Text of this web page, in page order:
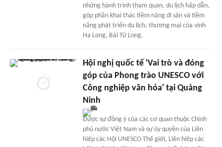
những hành trình tham quan, du lịch hấp dẫn,
góp phần khai thác tiềm năng di sản và tiềm
năng phát triển du lịch, thương mại của vịnh
Hạ Long, Bái Tử Long.
Hội nghị quốc tế 'Vai trò và đóng
góp của Phong trào UNESCO với
Công nghiệp văn hóa' tại Quảng
Ninh
Được sự đồng ý của các cơ quan thuộc Chính
phủ nước Việt Nam và sự ủy quyền của Liên
hiệp các Hội UNESCO Thế giới, Liên hiệp các